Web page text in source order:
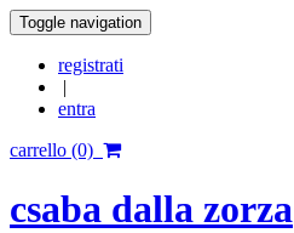
Toggle navigation
registrati
|
entra
carrello (0)
csaba dalla zorza